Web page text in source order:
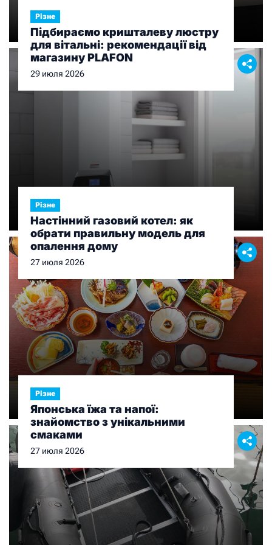
Різне
Підбираємо кришталеву люстру
для вітальні: рекомендації від
магазину PLAFON
29 июля 2026
Різне
Настінний газовий котел: як
обрати правильну модель для
опалення дому
27 июля 2026
Різне
Японська їжа та напої:
знайомство з унікальними
смаками
27 июля 2026